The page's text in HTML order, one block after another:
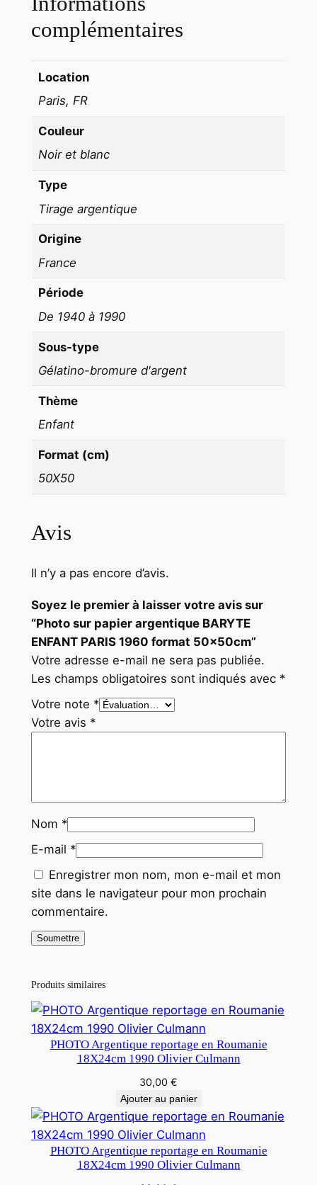
R
Y
E
N
A
P
I
9
f
x
0
m
complémentaires
Location
Paris, FR
Couleur
Noir et blanc
Type
Tirage argentique
Origine
France
Période
De 1940 à 1990
Sous-type
Gélatino-bromure d'argent
Thème
Enfant
Format (cm)
50X50
Avis
Il n’y a pas encore d’avis.
Soyez le premier à laisser votre avis sur
“Photo sur papier argentique BARYTE
ENFANT PARIS 1960 format 50x50cm”
Votre adresse e-mail ne sera pas publiée.
Les champs obligatoires sont indiqués avec *
Votre note *
Votre avis *
Nom *
E-mail *
Enregistrer mon nom, mon e-mail et mon
site dans le navigateur pour mon prochain
commentaire.
Produits similaires
PHOTO Argentique reportage en Roumanie
18X24cm 1990 Olivier Culmann
30,00 €
Ajouter au panier
PHOTO Argentique reportage en Roumanie
18X24cm 1990 Olivier Culmann